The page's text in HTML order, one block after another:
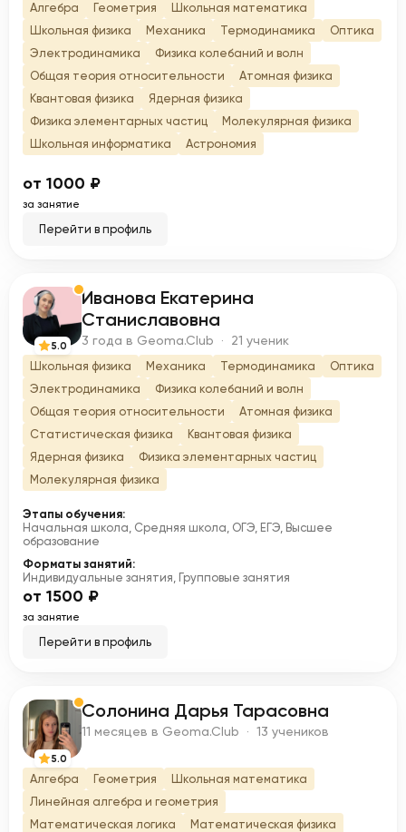
Алгебра Геометрия
Школьная математика
Школьная физика
Механика Термодинамика
Оптика
Электродинамика
Физика колебаний и волн
Общая теория относительности
Атомная физика
Квантовая физика
Ядерная физика
Физика элементарных частиц
Молекулярная физика
Школьная информатика
Астрономия
от 1000 ₽
за занятие
Перейти в профиль
И
5.0
Иванова Екатерина
Станиславовна
3 года в Geoma.Club · 21 ученик
Школьная физика Механика Термодинамика
Оптика
Электродинамика
Физика колебаний и волн
Общая теория относительности
Атомная физика
Статистическая физика
Квантовая физика
Ядерная физика
Физика элементарных частиц
Молекулярная физика
Этапы обучения:
Начальная школа, Средняя школа, ОГЭ, ЕГЭ, Высшее
образование
Форматы занятий:
Индивидуальные занятия, Групповые занятия
от 1500 ₽
за занятие
Перейти в профиль
С
5.0
Солонина Дарья Тарасовна
11 месяцев в Geoma.Club · 13 учеников
Алгебра Геометрия
Школьная математика
Линейная алгебра и геометрия
Математическая логика
Математическая физика